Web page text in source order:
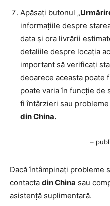
Apăsați butonul „
informațiile despre
data și ora livrării
detaliile despre locația
important să verificați
deoarece aceasta poate
poate varia în funcție de
fi întârzieri sau
din China.
–
Dacă întâmpinați probleme
contacta din China sau
asistență suplimentară.